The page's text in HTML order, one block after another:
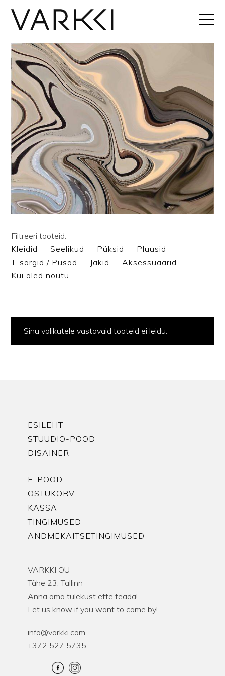
Filtreeri tooteid:
Kleidid
Seelikud Püksid
Pluusid
T-särgid / Pusad
Jakid
Aksessuaarid
Kui oled nõutu…
Sinu valikutele vastavaid tooteid ei leidu.
ESILEHT
STUUDIO-POOD
DISAINER
E-POOD
OSTUKORV
KASSA
TINGIMUSED
ANDMEKAITSETINGIMUSED
VARKKI OÜ
Tähe 23, Tallinn
Anna oma tulekust ette teada!
Let us know if you want to come by!
info@varkki.com
+372 527 5735